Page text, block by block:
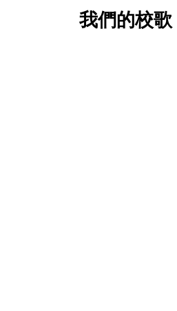
我們的校歌
甘泉
黌宮
德智